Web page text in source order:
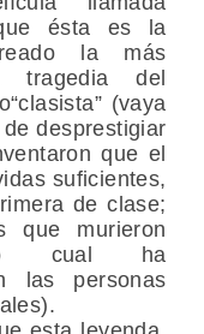
ésta es la
la más
tragedia del
(vaya
desprestigiar
que el
suficientes,
de clase;
murieron
cual ha
las personas